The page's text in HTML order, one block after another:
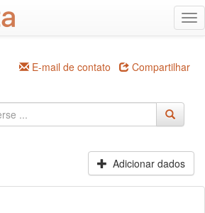
E-mail de contato Compartilhar
Adicionar dados